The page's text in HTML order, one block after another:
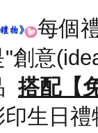
每個
創意
搭配【
生日禮